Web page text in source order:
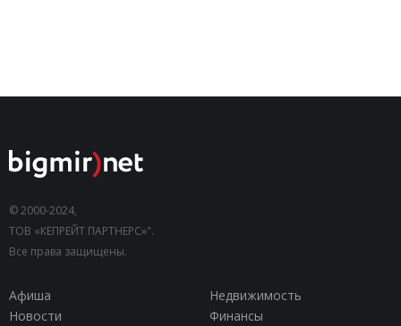
© 2000-2024,
ТОВ «КЕПРЕЙТ ПАРТНЕРС»".
Все права защищены.
Афиша
Недвижимость
Новости
Финансы